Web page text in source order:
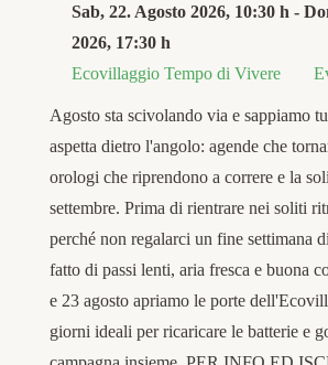
Sab, 22. Agosto 2026, 10:30 h -
2026, 17:30 h
Ecovillaggio Tempo di Vivere
Agosto sta scivolando via e sappiamo
aspetta dietro l'angolo: agende che
orologi che riprendono a correre e la
settembre. Prima di rientrare nei soliti
perché non regalarci un fine settimana
fatto di passi lenti, aria fresca e buona
e 23 agosto apriamo le porte
giorni ideali per ricaricare le batterie e